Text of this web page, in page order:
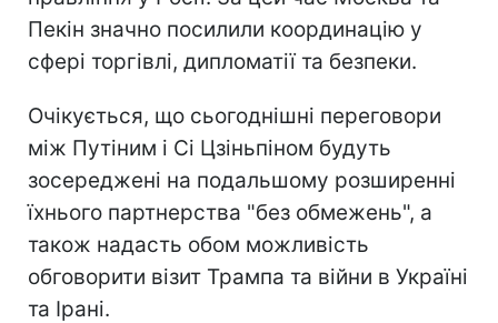
Пекін значно посилили координацію у
сфері торгівлі, дипломатії та безпеки.
Очікується, що сьогоднішні переговори
між Путіним і Сі Цзіньпіном будуть
зосереджені на подальшому розширенні
їхнього партнерства "без обмежень", а
також надасть обом можливість
обговорити візит Трампа та війни в Україні
та Ірані.